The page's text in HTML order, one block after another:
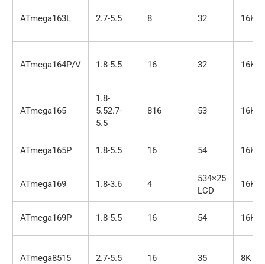
ATmega163L 2.7-5.5 8 32 16K
ATmega164P/V 1.8-5.5 16 32 16K
ATmega165
1.8-
5.52.7-
5.5
816 53 16K
ATmega165P 1.8-5.5 16 54 16K
ATmega169 1.8-3.6 4
534×25
LCD
16K
ATmega169P 1.8-5.5 16 54 16K
ATmega8515 2.7-5.5 16 35 8K